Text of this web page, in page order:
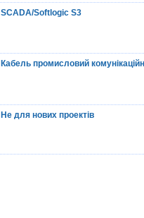
SCADA/Softlogic S3
Кабель промисловий
Не для нових проектів